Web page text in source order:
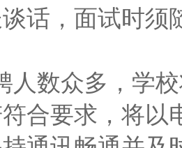
话，面试时须
人数众多，学
合要求，将以